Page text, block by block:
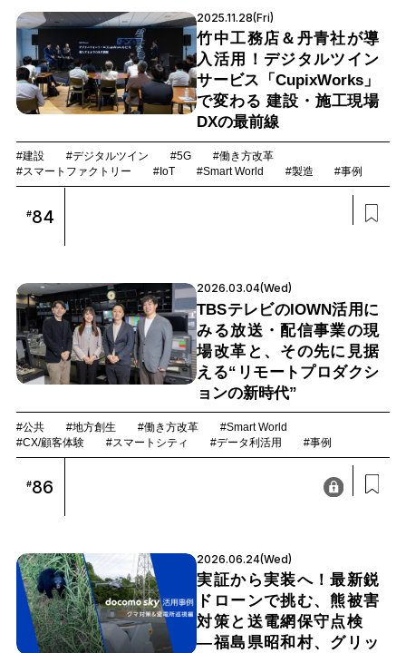
2025.11.28(Fri)
竹中工務店＆丹青社が導
入活用！デジタルツイン
サービス「CupixWorks」
で変わる 建設・施工現場
DXの最前線
#建設 #デジタルツイン #5G
#働き方改革
#スマートファクトリー
#IoT #Smart World #製造 #事例
#84
2026.03.04(Wed)
TBSテレビのIOWN活用に
みる放送・配信事業の現
場改革と、その先に見据
える“リモートプロダクシ
ョンの新時代”
#公共 #地方創生 #働き方改革
#Smart World
#CX/顧客体験
#スマートシティ #データ利活用 #事例
#86
2026.06.24(Wed)
実証から実装へ！最新鋭
ドローンで挑む、熊被害
対策と送電網保守点検
―福島県昭和村、グリッ